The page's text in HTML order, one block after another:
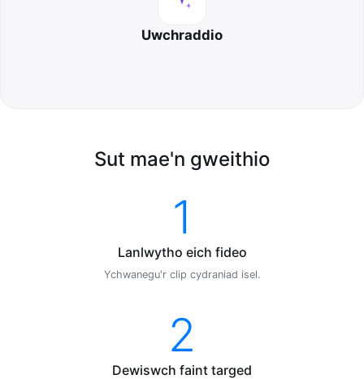
Uwchraddio
Sut mae'n gweithio
1
Lanlwytho eich fideo
Ychwanegu'r clip cydraniad isel.
2
Dewiswch faint targed